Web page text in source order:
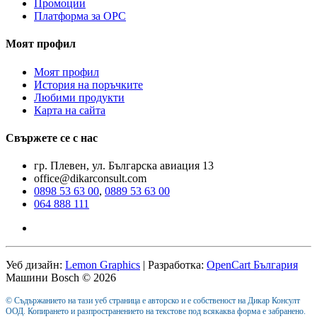
Промоции
Платформа за ОРС
Моят профил
Моят профил
История на поръчките
Любими продукти
Карта на сайта
Свържете се с нас
гр. Плевен, ул. Българска авиация 13
office@dikarconsult.com
0898 53 63 00, 0889 53 63 00
064 888 111
Уеб дизайн: Lemon Graphics | Разработка: OpenCart България
Машини Bosch © 2026
© Съдържанието на тази уеб страница е авторско и е собственост на Дикар Консулт
ООД. Копирането и разпространението на текстове под всякаква форма е забранено.